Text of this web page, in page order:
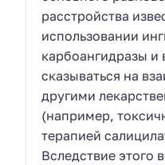
расстройства
использовании
карбоангидразы и
сказываться на
другими
(например,
терапией
Вследствие этого